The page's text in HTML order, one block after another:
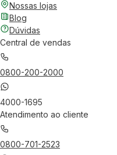
Nossas lojas
Blog
Dúvidas
Central de vendas
0800-200-2000
4000-1695
Atendimento ao cliente
0800-701-2523